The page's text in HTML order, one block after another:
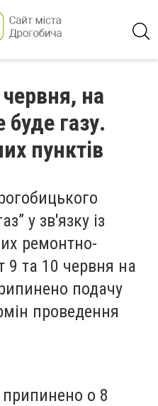
на
буде газу.
пунктів
у зв'язку із
ремонтно-
9 та 10 червня на
подачу
проведення
припинено о 8